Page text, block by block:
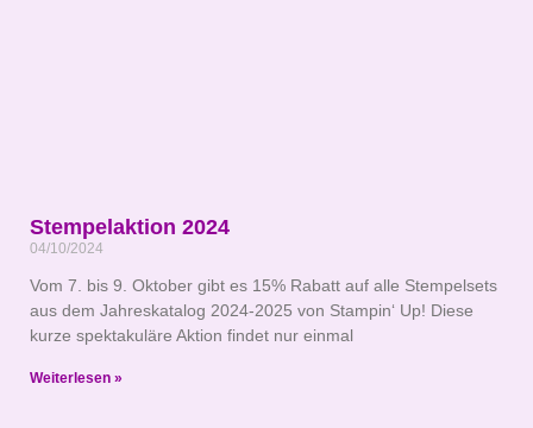
Stempelaktion 2024
04/10/2024
Vom 7. bis 9. Oktober gibt es 15% Rabatt auf alle Stempelsets
aus dem Jahreskatalog 2024-2025 von Stampin‘ Up! Diese
kurze spektakuläre Aktion findet nur einmal
Weiterlesen »